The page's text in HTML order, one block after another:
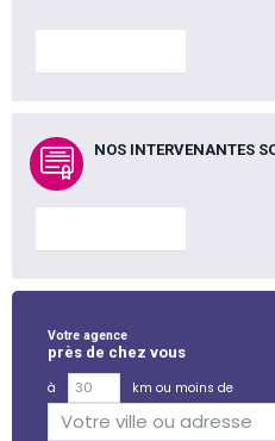
NOS INTERVENANTES
Votre agence
près de chez vous
à
km ou moins de